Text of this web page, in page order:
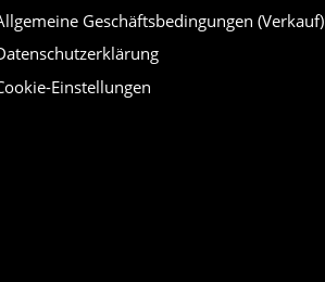
Geschäftsbedingungen (Verkauf)
Einstellungen